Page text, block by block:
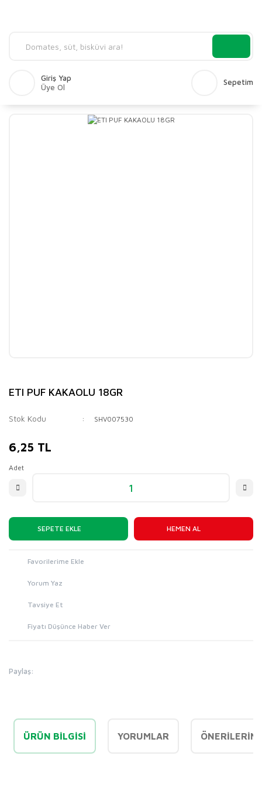
Giriş Yap
Üye Ol
Sepetim
ETI PUF KAKAOLU 18GR
Stok Kodu SHV007530
6,25 TL
Adet
SEPETE EKLE HEMEN AL
Yorum Yaz
Tavsiye Et
Fiyatı Düşünce Haber Ver
Paylaş:
ÜRÜN BILGISI YORUMLAR